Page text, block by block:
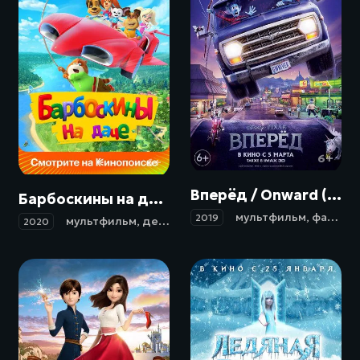
6+
Барбоскины на даче (2020)
2020 мультфильм, детский ,приключения
6+
Вперёд / Onward (2019)
2019 мультфильм, фантастика